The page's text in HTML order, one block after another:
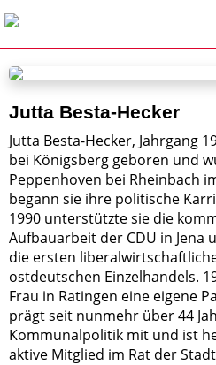
Jutta Besta-Hecker
Jutta Besta-Hecker, Jahrgang
bei Königsberg geboren und
Peppenhoven bei Rheinbach
begann sie ihre politische
1990 unterstützte sie die
Aufbauarbeit der CDU in Jena
die ersten
ostdeutschen Einzelhandels.
Frau in Ratingen eine eigene
prägt seit nunmehr über 44
Kommunalpolitik mit und ist
aktive Mitglied im Rat der